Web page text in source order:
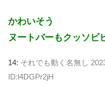
かわいそう
ヌートバーもクッソビ
14: それでも動く名無し
ID:l4DGPr2jH